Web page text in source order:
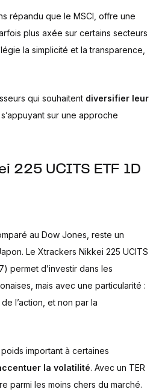
répandu que le MSCI, offre une
plus axée sur certains secteurs
la simplicité et la transparence,
qui souhaitent diversifier leur
sur une approche
225 UCITS ETF 1D
au Dow Jones, reste un
Le Xtrackers Nikkei 225 UCITS
permet d’investir dans les
mais avec une particularité :
l’action, et non par la
important à certaines
la volatilité. Avec un TER
parmi les moins chers du marché.